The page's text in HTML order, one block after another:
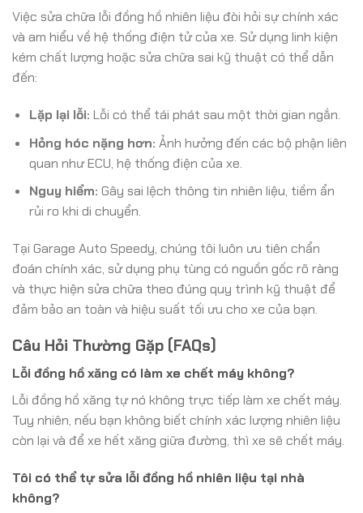
Việc sửa chữa lỗi đồng hồ nhiên liệu đòi hỏi sự chính xác
và am hiểu về hệ thống điện tử của xe. Sử dụng linh kiện
kém chất lượng hoặc sửa chữa sai kỹ thuật có thể dẫn
đến:
Lặp lại lỗi: Lỗi có thể tái phát sau một thời gian ngắn.
Hỏng hóc nặng hơn: Ảnh hưởng đến các bộ phận liên
quan như ECU, hệ thống điện của xe.
Nguy hiểm: Gây sai lệch thông tin nhiên liệu, tiềm ẩn
rủi ro khi di chuyển.
Tại Garage Auto Speedy, chúng tôi luôn ưu tiên chẩn
đoán chính xác, sử dụng phụ tùng có nguồn gốc rõ ràng
và thực hiện sửa chữa theo đúng quy trình kỹ thuật để
đảm bảo an toàn và hiệu suất tối ưu cho xe của bạn.
Câu Hỏi Thường Gặp (FAQs)
Lỗi đồng hồ xăng có làm xe chết máy không?
Lỗi đồng hồ xăng tự nó không trực tiếp làm xe chết máy.
Tuy nhiên, nếu bạn không biết chính xác lượng nhiên liệu
còn lại và để xe hết xăng giữa đường, thì xe sẽ chết máy.
Tôi có thể tự sửa lỗi đồng hồ nhiên liệu tại nhà
không?